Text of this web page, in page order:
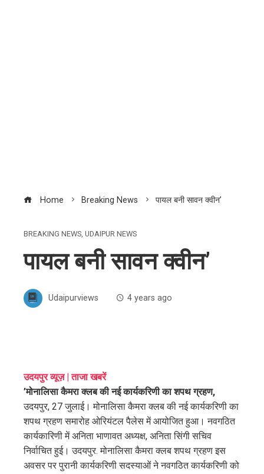
Home Breaking News पायल बनी सावन क्वीन’
BREAKING NEWS, UDAIPUR NEWS
पायल बनी सावन क्वीन’
Udaipurviews 4 years ago
उदयपुर व्यूज़ | ताजा खबरें
’मोनालिसा कैमरा क्लब की नई कार्यकरिणी का शपथ ग्रहण,
उदयपुर, 27 जुलाई। मोनालिसा कैमरा क्लब की नई कार्यकरिणी का
शपथ ग्रहण समारोह ओरियंटल पैलेस में आयोजित हुआ। नवगठित
कार्यकारिणी में अनिता भाणावत अध्यक्ष, अनिता सिंगी सचिव
निर्वाचित हुई। उदयपुर. मोनालिसा कैमरा क्लब शपथ ग्रहण इस
अवसर पर पुरानी कार्यकरिणी सदस्याओं ने नवगठित कार्यकरिणी को